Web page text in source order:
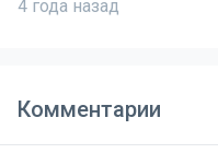
4 года назад
Комментарии